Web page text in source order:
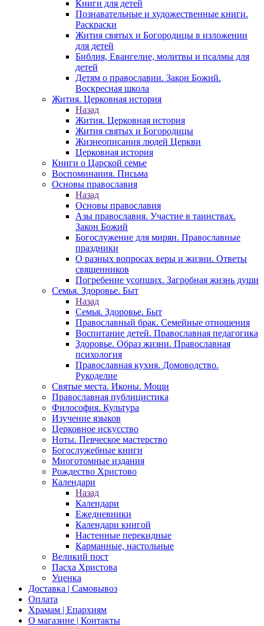
Книги для детей
Познавательные и художественные книги.
Раскраски
Жития святых и Богородицы в изложении
для детей
Библия, Евангелие, молитвы и псалмы для
детей
Детям о православии. Закон Божий.
Воскресная школа
Жития. Церковная история
Назад
Жития. Церковная история
Жития святых и Богородицы
Жизнеописания людей Церкви
Церковная история
Книги о Царской семье
Воспоминания. Письма
Основы православия
Назад
Основы православия
Азы православия. Участие в таинствах.
Закон Божий
Богослужение для мирян. Православные
праздники
О разных вопросах веры и жизни. Ответы
священников
Погребение усопших. Загробная жизнь души
Семья. Здоровье. Быт
Назад
Семья. Здоровье. Быт
Православный брак. Семейные отношения
Воспитание детей. Православная педагогика
Здоровье. Образ жизни. Православная
психология
Православная кухня. Домоводство.
Рукоделие
Святые места. Иконы. Мощи
Православная публицистика
Философия. Культура
Изучение языков
Церковное искусство
Ноты. Певческое мастерство
Богослужебные книги
Многотомные издания
Рождество Христово
Календари
Назад
Календари
Ежедневники
Календари книгой
Настенные перекидные
Карманные, настольные
Великий пост
Пасха Христова
Уценка
Доставка | Самовывоз
Оплата
Храмам | Епархиям
О магазине | Контакты